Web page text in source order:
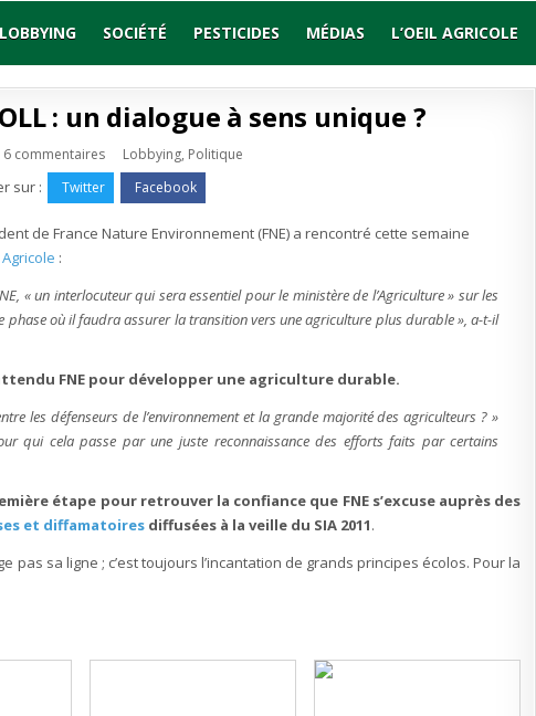
LOBBYING SOCIÉTÉ PESTICIDES MÉDIAS L’OEIL AGRICOLE
: un dialogue à sens unique ?
6 commentairessur
Rencontre
le
:
unique
?
Publié
Lobbying, Politique
sur : Twitter Facebook
de France Nature Environnement (FNE) a rencontré cette semaine
:
« un interlocuteur qui sera essentiel pour le ministère de l’Agriculture » sur les
phase où il faudra assurer la transition vers une agriculture plus durable », a-t-il
FNE pour développer une agriculture durable.
les défenseurs de l’environnement et la grande majorité des agriculteurs ? »
qui cela passe par une juste reconnaissance des efforts faits par certains
étape pour retrouver la confiance que FNE s’excuse auprès des
et diffamatoires diffusées à la veille du SIA 2011.
pas sa ligne ; c’est toujours l’incantation de grands principes écolos. Pour la